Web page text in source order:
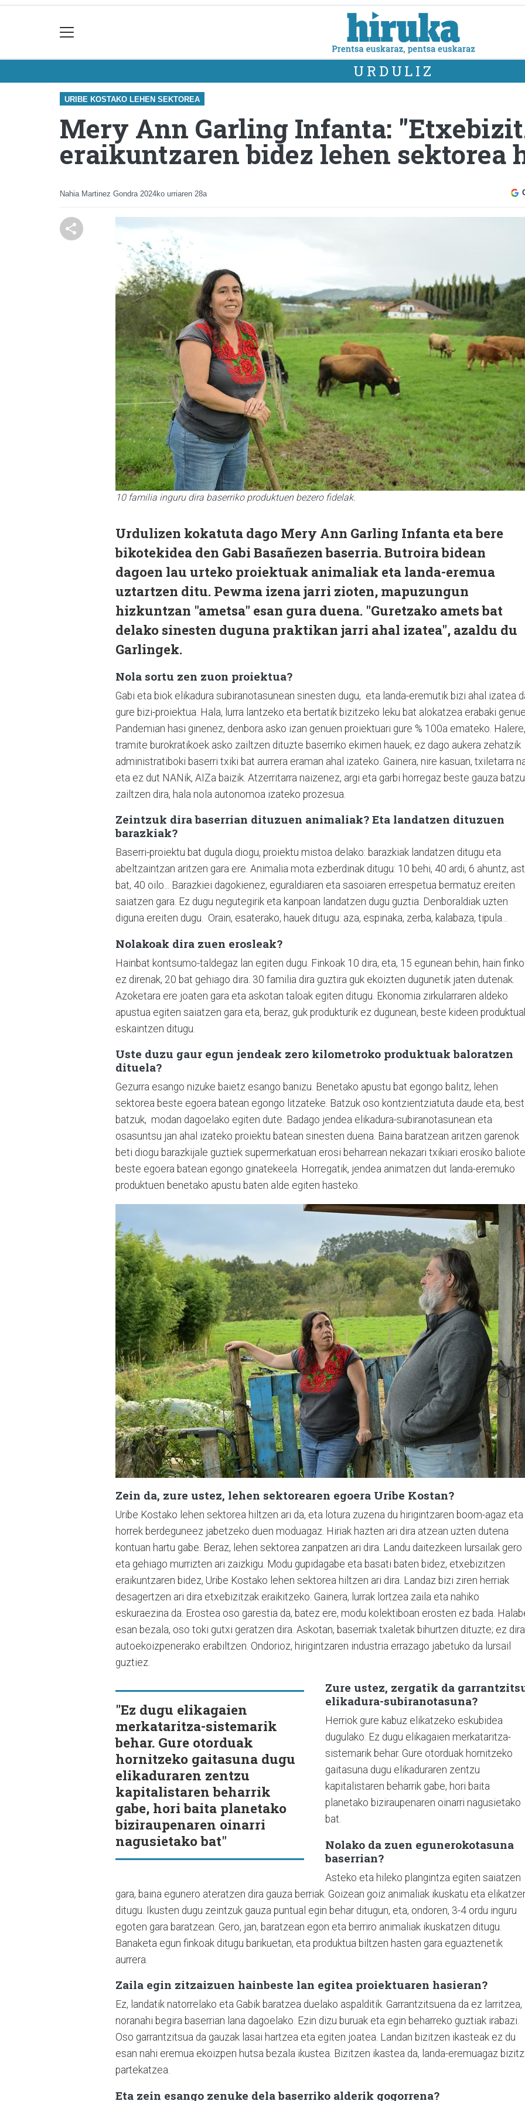
URDULIZ
URIBE KOSTAKO LEHEN SEKTOREA
Mery Ann Garling Infanta:
eraikuntzaren bidez lehen sektorea
Nahia Martinez Gondra 2024ko urriaren 28a
10 familia inguru dira baserriko produktuen bezero fidelak.
Urdulizen kokatuta dago Mery Ann Garling Infanta eta bere
bikotekidea den Gabi Basañezen baserria. Butroira bidean
dagoen lau urteko proiektuak animaliak eta landa-eremua
uztartzen ditu. Pewma izena jarri zioten, mapuzungun
hizkuntzan "ametsa" esan gura duena. "Guretzako amets bat
delako sinesten duguna praktikan jarri ahal izatea", azaldu du
Garlingek.
Nola sortu zen zuon proiektua?
Gabi eta biok elikadura subiranotasunean sinesten dugu, eta landa-eremutik bizi ahal izatea
gure bizi-proiektua. Hala, lurra lantzeko eta bertatik bizitzeko leku bat alokatzea erabaki
Pandemian hasi ginenez, denbora asko izan genuen proiektuari gure % 100a emateko. Halere,
tramite burokratikoek asko zailtzen dituzte baserriko ekimen hauek; ez dago aukera zehatzik
administratiboki baserri txiki bat aurrera eraman ahal izateko. Gainera, nire kasuan, txiletarra
eta ez dut NANik, AIZa baizik. Atzerritarra naizenez, argi eta garbi horregaz beste gauza
zailtzen dira, hala nola autonomoa izateko prozesua.
Zeintzuk dira baserrian dituzuen animaliak? Eta landatzen dituzuen
barazkiak?
Baserri-proiektu bat dugula diogu, proiektu mistoa delako: barazkiak landatzen ditugu eta
abeltzaintzan aritzen gara ere. Animalia mota ezberdinak ditugu: 10 behi, 40 ardi, 6 ahuntz,
bat, 40 oilo... Barazkiei dagokienez, eguraldiaren eta sasoiaren errespetua bermatuz ereiten
saiatzen gara. Ez dugu negutegirik eta kanpoan landatzen dugu guztia. Denboraldiak uzten
diguna ereiten dugu. Orain, esaterako, hauek ditugu: aza, espinaka, zerba, kalabaza, tipula...
Nolakoak dira zuen erosleak?
Hainbat kontsumo-taldegaz lan egiten dugu. Finkoak 10 dira, eta, 15 egunean behin, hain
ez direnak, 20 bat gehiago dira. 30 familia dira guztira guk ekoizten dugunetik jaten dutenak.
Azoketara ere joaten gara eta askotan taloak egiten ditugu. Ekonomia zirkularraren aldeko
apustua egiten saiatzen gara eta, beraz, guk produkturik ez dugunean, beste kideen
eskaintzen ditugu.
Uste duzu gaur egun jendeak zero kilometroko produktuak baloratzen
dituela?
Gezurra esango nizuke baietz esango banizu. Benetako apustu bat egongo balitz, lehen
sektorea beste egoera batean egongo litzateke. Batzuk oso kontzientziatuta daude eta,
batzuk, modan dagoelako egiten dute. Badago jendea elikadura-subiranotasunean eta
osasuntsu jan ahal izateko proiektu batean sinesten duena. Baina baratzean aritzen garenok
beti diogu barazkijale guztiek supermerkatuan erosi beharrean nekazari txikiari erosiko baliote
beste egoera batean egongo ginatekeela. Horregatik, jendea animatzen dut landa-eremuko
produktuen benetako apustu baten alde egiten hasteko.
Zein da, zure ustez, lehen sektorearen egoera Uribe Kostan?
Uribe Kostako lehen sektorea hiltzen ari da, eta lotura zuzena du hirigintzaren boom-agaz eta
horrek berdeguneez jabetzeko duen moduagaz. Hiriak hazten ari dira atzean uzten dutena
kontuan hartu gabe. Beraz, lehen sektorea zanpatzen ari dira. Landu daitezkeen lursailak gero
eta gehiago murrizten ari zaizkigu. Modu gupidagabe eta basati baten bidez, etxebizitzen
eraikuntzaren bidez, Uribe Kostako lehen sektorea hiltzen ari dira. Landaz bizi ziren herriak
desagertzen ari dira etxebizitzak eraikitzeko. Gainera, lurrak lortzea zaila eta nahiko
eskuraezina da. Erostea oso garestia da, batez ere, modu kolektiboan erosten ez bada.
esan bezala, oso toki gutxi geratzen dira. Askotan, baserriak txaletak bihurtzen dituzte; ez dira
autoekoizpenerako erabiltzen. Ondorioz, hirigintzaren industria errazago jabetuko da lursail
guztiez.
"Ez dugu elikagaien
merkataritza-sistemarik
behar. Gure otorduak
hornitzeko gaitasuna dugu
elikaduraren zentzu
kapitalistaren beharrik
gabe, hori baita planetako
biziraupenaren oinarri
nagusietako bat"
Zure ustez, zergatik da
elikadura-subiranotasuna?
Herriok gure kabuz elikatzeko eskubidea
dugulako. Ez dugu elikagaien merkataritza-
sistemarik behar. Gure otorduak hornitzeko
gaitasuna dugu elikaduraren zentzu
kapitalistaren beharrik gabe, hori baita
planetako biziraupenaren oinarri nagusietako
bat.
Nolako da zuen egunerokotasuna
baserrian?
Asteko eta hileko plangintza egiten saiatzen
gara, baina egunero ateratzen dira gauza berriak. Goizean goiz animaliak ikuskatu eta
ditugu. Ikusten dugu zeintzuk gauza puntual egin behar ditugun, eta, ondoren, 3-4 ordu inguru
egoten gara baratzean. Gero, jan, baratzean egon eta berriro animaliak ikuskatzen ditugu.
Banaketa egun finkoak ditugu barikuetan, eta produktua biltzen hasten gara eguaztenetik
aurrera.
Zaila egin zitzaizuen hainbeste lan egitea proiektuaren hasieran?
Ez, landatik natorrelako eta Gabik baratzea duelako aspalditik. Garrantzitsuena da ez larritzea,
noranahi begira baserrian lana dagoelako. Ezin dizu buruak eta egin beharreko guztiak irabazi.
Oso garrantzitsua da gauzak lasai hartzea eta egiten joatea. Landan bizitzen ikasteak ez du
esan nahi eremua ekoizpen hutsa bezala ikustea. Bizitzen ikastea da, landa-eremuagaz
partekatzea.
Eta zein esango zenuke dela baserriko alderik gogorrena?